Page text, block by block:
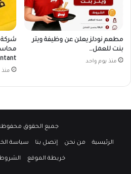
مطعم نودلز يعلن عن وظيفة ويتر
بنت للعمل…
منذ يوم واحد
شركة
منذ
جميع الحقوق محفوظة
الرئيسية من نحن إتصل بنا سياسة
خريطة الموقع الشروط